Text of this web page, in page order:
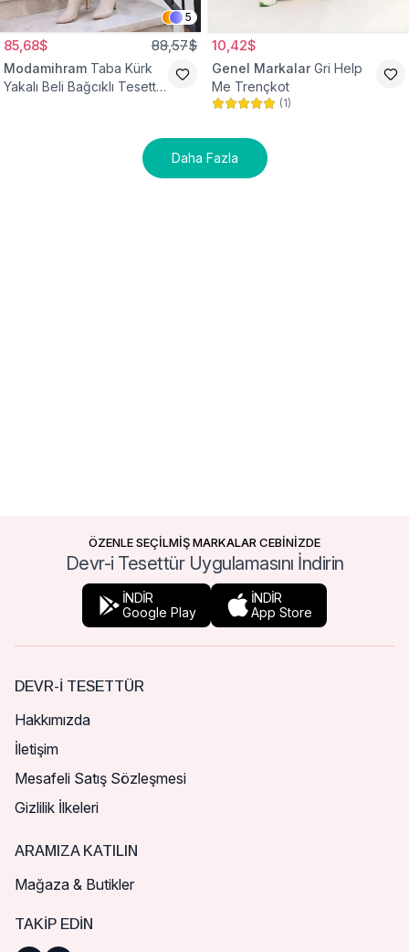
5
85,68$ 88,57$
Modamihram Taba Kürk
Yakalı Beli Bağcıklı Tesettür
10,42$
Genel Markalar Gri Help
Me Trençkot
(1)
Daha Fazla
ÖZENLE SEÇİLMİŞ MARKALAR CEBİNİZDE
Devr-i Tesettür Uygulamasını İndirin
İNDİR
Google Play
İNDİR
App Store
DEVR-I TESETTÜR
Hakkımızda
İletişim
Mesafeli Satış Sözleşmesi
Gizlilik İlkeleri
ARAMIZA KATILIN
Mağaza & Butikler
TAKIP EDIN